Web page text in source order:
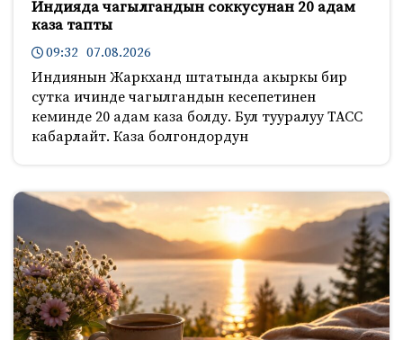
Индияда чагылгандын соккусунан 20 адам
каза тапты
09:32 07.08.2026
Индиянын Жаркханд штатында акыркы бир
сутка ичинде чагылгандын кесепетинен
кеминде 20 адам каза болду. Бул тууралуу ТАСС
кабарлайт. Каза болгондордун